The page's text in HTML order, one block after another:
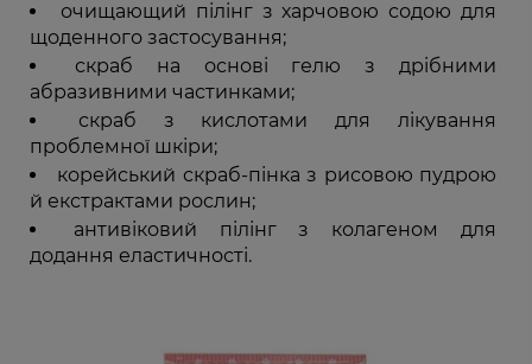
очищающий пілінг з харчовою содою для
щоденного застосування;
скраб на основі гелю з дрібними
абразивними частинками;
скраб з кислотами для лікування
проблемної шкіри;
корейський скраб-пінка з рисовою пудрою
й екстрактами рослин;
антивіковий пілінг з колагеном для
додання еластичності.